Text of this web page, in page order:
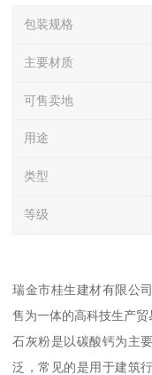
包装规格
主要材质
可售卖地
用途
类型
等级
瑞金市桂生建材有限公
售为一体的高科技生产贸
石灰粉是以碳酸钙为主
泛，常见的是用于建筑